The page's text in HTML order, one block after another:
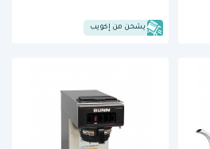
يشحن من إكويب